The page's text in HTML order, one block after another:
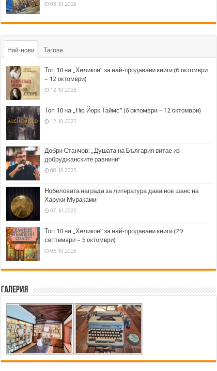
03.10.2025
Най-нови Тагове
Топ 10 на „Хеликон” за най-продавани книги (6 октомври
– 12 октомври)
12.10.2025
Топ 10 на „Ню Йорк Таймс” (6 октомври – 12 октомври)
12.10.2025
Добри Станчов: „Душата на България витае из
добруджанските равнини“
08.10.2025
Нобеловата награда за литература дава нов шанс на
Харуки Мураками
07.10.2025
Топ 10 на „Хеликон” за най-продавани книги (29
септември – 5 октомври)
06.10.2025
Галерия